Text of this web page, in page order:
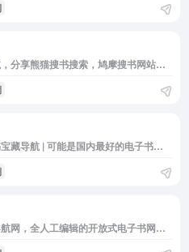
好多书导航官网，好多书导航，分享熊猫搜书搜索，鸠摩搜书网站官网，是一个分享资源网站，资源库，收集各种电子书下载免费网站，杂志，科研论文搜索网站大全的导航网站!
电子书宝藏导航官网，电子书宝藏导航 | 可能是国内最好的电子书导航网
电子书导航网官网，电子书导航网，全人工编辑的开放式电子书网站分类目录发布平台，收录国内外，各行业优秀电子书网站资源，旨在为用户提供电子书网站分类目录网址检索，优秀电子书网站网址目录参考，精品电子书推广服务，